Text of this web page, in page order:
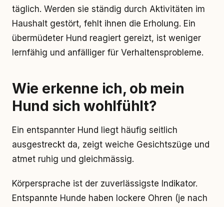
täglich. Werden sie ständig durch Aktivitäten im
Haushalt gestört, fehlt ihnen die Erholung. Ein
übermüdeter Hund reagiert gereizt, ist weniger
lernfähig und anfälliger für Verhaltensprobleme.
Wie erkenne ich, ob mein
Hund sich wohlfühlt?
Ein entspannter Hund liegt häufig seitlich
ausgestreckt da, zeigt weiche Gesichtszüge und
atmet ruhig und gleichmässig.
Körpersprache ist der zuverlässigste Indikator.
Entspannte Hunde haben lockere Ohren (je nach